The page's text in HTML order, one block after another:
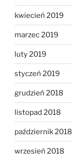
kwiecień 2019
marzec 2019
luty 2019
styczeń 2019
grudzień 2018
listopad 2018
październik 2018
wrzesień 2018